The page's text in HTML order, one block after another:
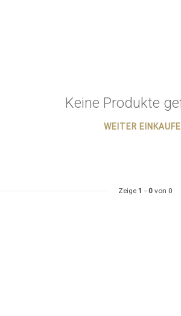
Keine Produkte
WEITER
Zeige 1 - 0 von 0